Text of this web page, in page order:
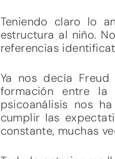
Teniendo claro lo
estructura al niño.
referencias
Ya nos decía
formación entre
psicoanálisis nos
cumplir las
constante, muchas